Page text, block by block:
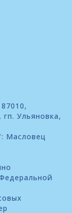
Ульяновка,
Масловец